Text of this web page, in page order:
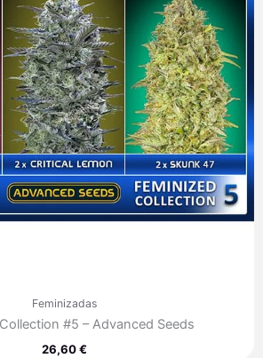
Feminizadas
#5 – Advanced Seeds
26,60€